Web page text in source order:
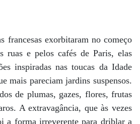
francesas exorbitaram no começo
ruas e pelos cafés de Paris, elas
inspiradas nas toucas da Idade
mais pareciam jardins suspensos.
de plumas, gazes, flores, frutas
A extravagância, que às vezes
a forma irreverente para driblar a